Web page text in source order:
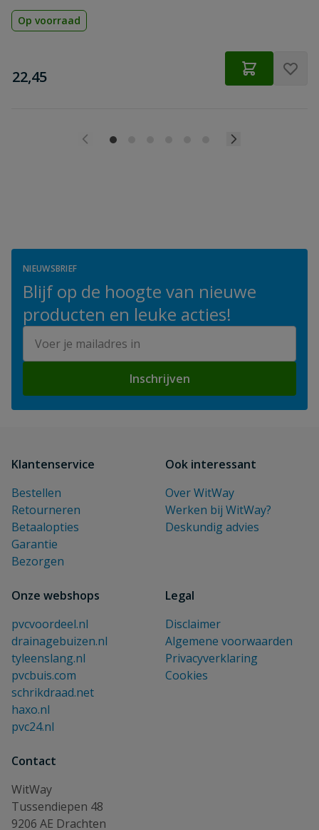
Op voorraad
€
22,45
NIEUWSBRIEF
Blijf op de hoogte van nieuwe
producten en leuke acties!
Inschrijven
Klantenservice
Bestellen
Retourneren
Betaalopties
Garantie
Bezorgen
Ook interessant
Over WitWay
Werken bij WitWay?
Deskundig advies
Onze webshops
pvcvoordeel.nl
drainagebuizen.nl
tyleenslang.nl
pvcbuis.com
schrikdraad.net
haxo.nl
pvc24.nl
Legal
Disclaimer
Algemene voorwaarden
Privacyverklaring
Cookies
Contact
WitWay
Tussendiepen 48
9206 AE Drachten